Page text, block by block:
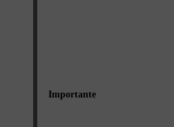
Importante